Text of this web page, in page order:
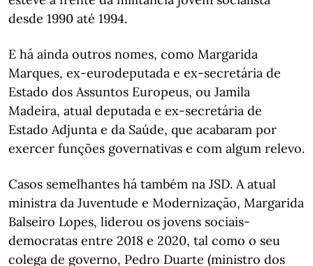
desde 1990 até 1994.
E há ainda outros nomes, como Margarida
Marques, ex-eurodeputada e ex-secretária de
Estado dos Assuntos Europeus, ou Jamila
Madeira, atual deputada e ex-secretária de
Estado Adjunta e da Saúde, que acabaram por
exercer funções governativas e com algum relevo.
Casos semelhantes há também na JSD. A atual
ministra da Juventude e Modernização, Margarida
Balseiro Lopes, liderou os jovens sociais-
democratas entre 2018 e 2020, tal como o seu
colega de governo, Pedro Duarte (ministro dos